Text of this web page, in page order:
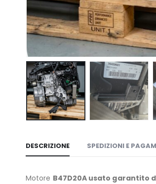
DESCRIZIONE SPEDIZIONI E
Motore B47D20A usato garantito